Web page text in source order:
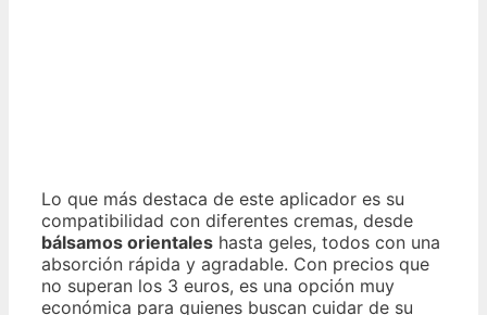
Lo que más destaca de este aplicador es su
compatibilidad con diferentes cremas, desde
bálsamos orientales hasta geles, todos con una
absorción rápida y agradable. Con precios que
no superan los 3 euros, es una opción muy
económica para quienes buscan cuidar de su